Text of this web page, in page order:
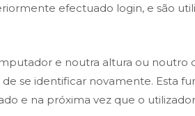
efectuado login, e são
e noutra altura ou noutro
se identificar novamente. Esta
e na próxima vez que o